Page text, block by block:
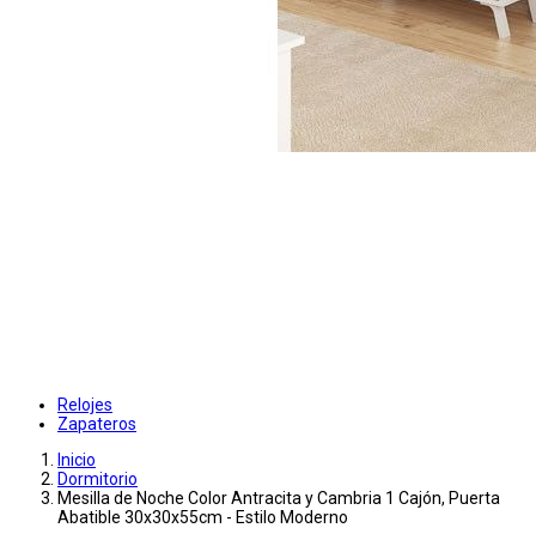
Relojes
Zapateros
Inicio
Dormitorio
Mesilla de Noche Color Antracita y Cambria 1 Cajón, Puerta
Abatible 30x30x55cm - Estilo Moderno